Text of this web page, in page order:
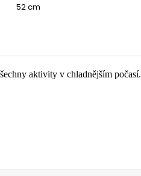
52 cm
aktivity v chladnějším počasí.